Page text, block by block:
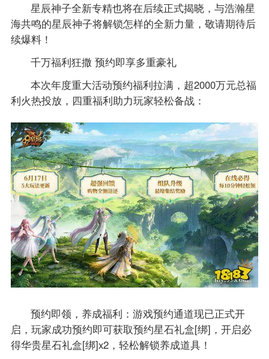
星辰神子全新专精也将在后续正式揭晓，与浩瀚星
海共鸣的星辰神子将解锁怎样的全新力量，敬请期待后
续爆料！
千万福利狂撒 预约即享多重豪礼
本次年度重大活动预约福利拉满，超2000万元总福
利火热投放，四重福利助力玩家轻松备战：
预约即领，养成福利：游戏预约通道现已正式开
启，玩家成功预约即可获取预约星石礼盒[绑]，开启必
得华贵星石礼盒[绑]x2，轻松解锁养成道具！